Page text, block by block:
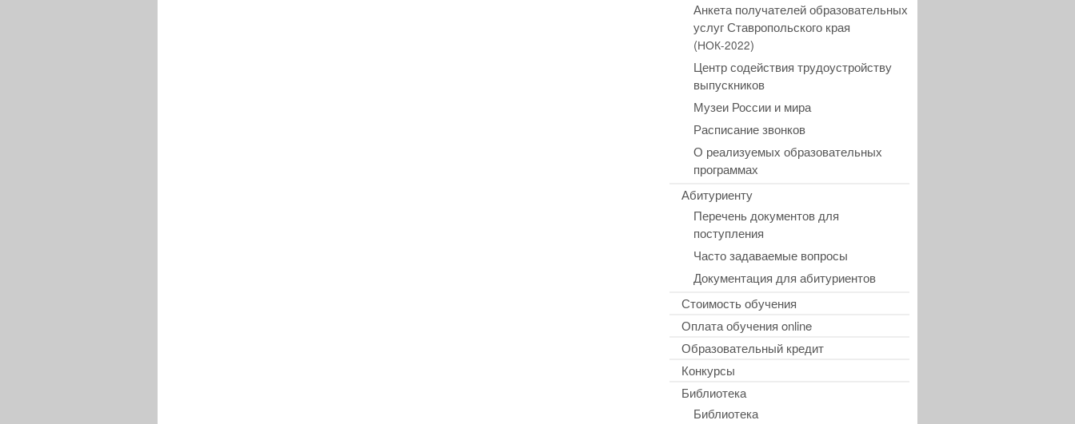
Анкета получателей образовательных
услуг Ставропольского края
(НОК-2022)
Центр содействия трудоустройству
выпускников
Музеи России и мира
Расписание звонков
О реализуемых образовательных
программах
Абитуриенту
Перечень документов для
поступления
Часто задаваемые вопросы
Документация для абитуриентов
Стоимость обучения
Оплата обучения online
Образовательный кредит
Конкурсы
Библиотека
Библиотека